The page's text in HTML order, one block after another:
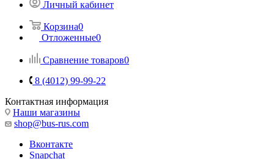
Личный кабинет
Корзина0
Отложенные0
Сравнение товаров0
8 (4012) 99-99-22
Контактная информация
Наши магазины
shop@bus-rus.com
Вконтакте
Snapchat